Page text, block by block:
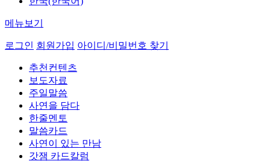
메뉴보기
로그인 회원가입 아이디/비밀번호 찾기
추천컨텐츠
보도자료
주일말씀
사연을 담다
한줄멘토
말씀카드
사연이 있는 만남
갓잼 카드칼럼